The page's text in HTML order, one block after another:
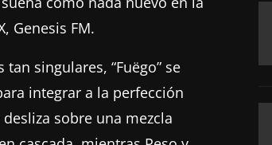
Genesis FM.
singulares, “Fuëgo” se
integrar a la perfección
sobre una mezcla